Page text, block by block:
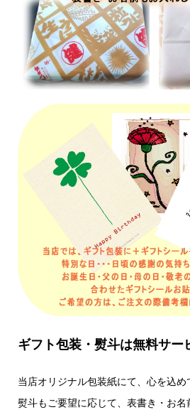
ギフト包装・熨斗は無料サー
当店オリジナル包装紙にて、心を込
熨斗もご要望に応じて、表書き・お名